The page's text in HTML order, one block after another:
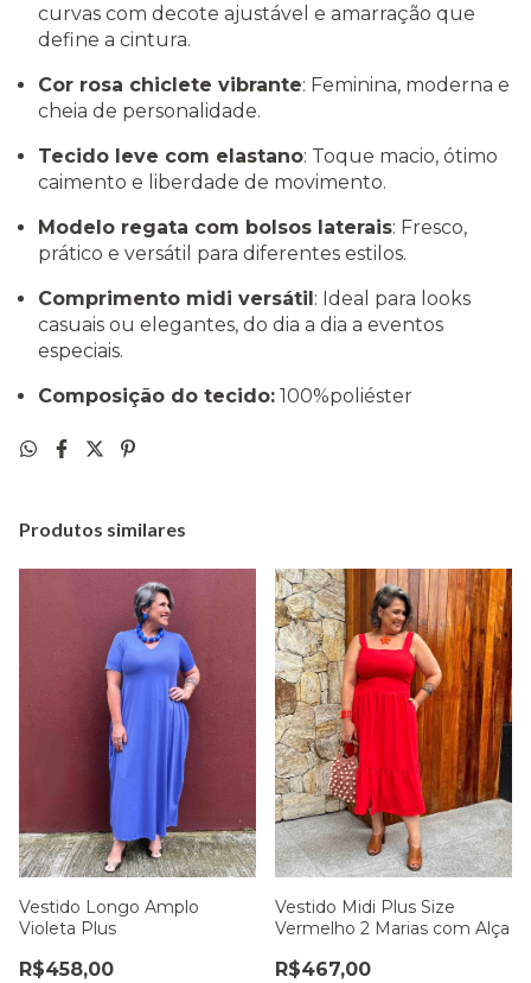
curvas com decote ajustável e amarração que
define a cintura.
Cor rosa chiclete vibrante: Feminina, moderna e
cheia de personalidade.
Tecido leve com elastano: Toque macio, ótimo
caimento e liberdade de movimento.
Modelo regata com bolsos laterais: Fresco,
prático e versátil para diferentes estilos.
Comprimento midi versátil: Ideal para looks
casuais ou elegantes, do dia a dia a eventos
especiais.
Composição do tecido: 100%poliéster
Produtos similares
Vestido Longo Amplo
Violeta Plus
R$458,00
Vestido Midi Plus Size
Vermelho 2 Marias com Alça
R$467,00